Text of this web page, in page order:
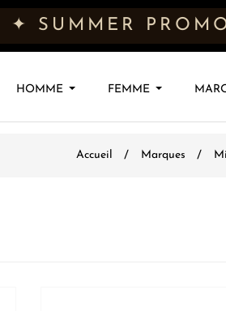
✦ SUMMER
HOMME FEMME
Accueil Marques